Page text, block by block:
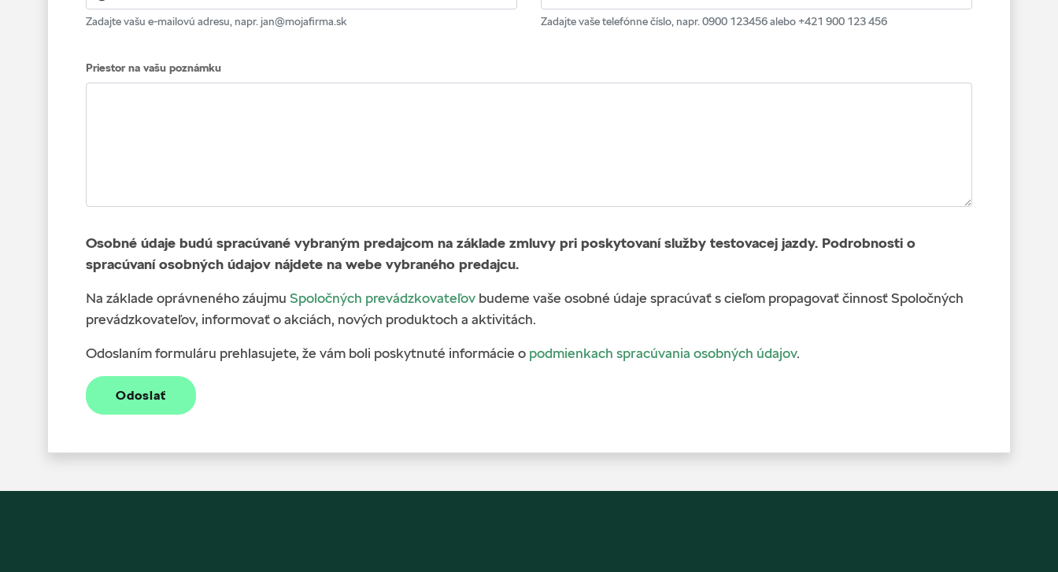
Zadajte vašu e-mailovú adresu, napr. jan@mojafirma.sk Zadajte vaše telefónne číslo, napr. 0900 123456 alebo +421 900 123 456
Priestor na vašu poznámku
Osobné údaje budú spracúvané vybraným predajcom na základe zmluvy pri poskytovaní služby testovacej jazdy. Podrobnosti o
spracúvaní osobných údajov nájdete na webe vybraného predajcu.
Na základe oprávneného záujmu Spoločných prevádzkovateľov budeme vaše osobné údaje spracúvať s cieľom propagovať činnosť Spoločných
prevádzkovateľov, informovať o akciách, nových produktoch a aktivitách.
Odoslaním formuláru prehlasujete, že vám boli poskytnuté informácie o podmienkach spracúvania osobných údajov.
Odoslať